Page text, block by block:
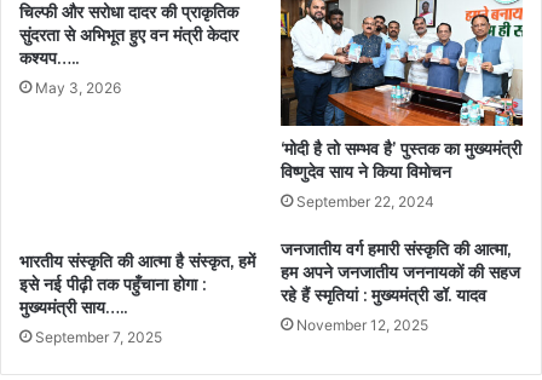
चिल्फी और सरोधा दादर की प्राकृतिक
सुंदरता से अभिभूत हुए वन मंत्री केदार
कश्यप…..
May 3, 2026
‘मोदी है तो सम्भव है’ पुस्तक का मुख्यमंत्री
विष्णुदेव साय ने किया विमोचन
September 22, 2024
भारतीय संस्कृति की आत्मा है संस्कृत, हमें
इसे नई पीढ़ी तक पहुँचाना होगा :
मुख्यमंत्री साय…..
September 7, 2025
जनजातीय वर्ग हमारी संस्कृति की आत्मा,
हम अपने जनजातीय जननायकों की सहज
रहे हैं स्मृतियां : मुख्यमंत्री डॉ. यादव
November 12, 2025